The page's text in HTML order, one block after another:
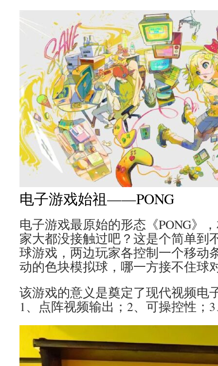
电子游戏始祖——PONG
电子游戏最原始的形态《PONG》
家大都没接触过吧？这是个简单到
球游戏，两边玩家各控制一个移动
动的色块模拟球，哪一方接不住球
该游戏的意义是奠定了现代视频电
1、点阵视频输出；2、可操控性；